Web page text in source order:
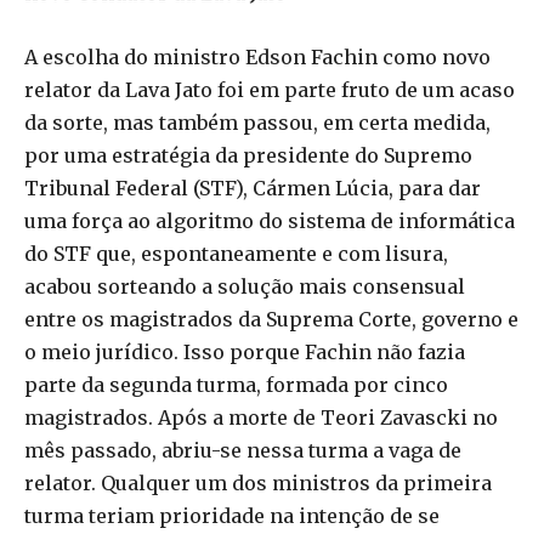
A escolha do ministro Edson Fachin como novo
relator da Lava Jato foi em parte fruto de um acaso
da sorte, mas também passou, em certa medida,
por uma estratégia da presidente do Supremo
Tribunal Federal (STF), Cármen Lúcia, para dar
uma força ao algoritmo do sistema de informática
do STF que, espontaneamente e com lisura,
acabou sorteando a solução mais consensual
entre os magistrados da Suprema Corte, governo e
o meio jurídico. Isso porque Fachin não fazia
parte da segunda turma, formada por cinco
magistrados. Após a morte de Teori Zavascki no
mês passado, abriu-se nessa turma a vaga de
relator. Qualquer um dos ministros da primeira
turma teriam prioridade na intenção de se